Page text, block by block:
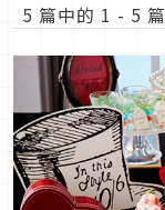
5 篇中的 1 - 5 篇